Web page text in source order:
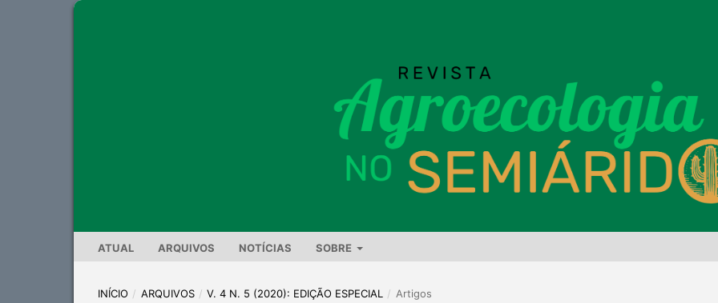
ATUAL ARQUIVOS NOTÍCIAS SOBRE
INÍCIO / ARQUIVOS / V. 4 N. 5 (2020): EDIÇÃO ESPECIAL / Artigos